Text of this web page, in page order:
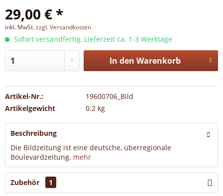
29,00 € *
inkl. MwSt.zzgl. Versandkosten
Sofort versandfertig, Lieferzeit ca. 1-3 Werktage
In den Warenkorb
Artikel-Nr.:
19600706_Bild
Artikelgewicht
0.2 kg
Beschreibung
Die Bildzeitung ist eine deutsche, überregionale
Boulevardzeitung. mehr
Zubehör 1